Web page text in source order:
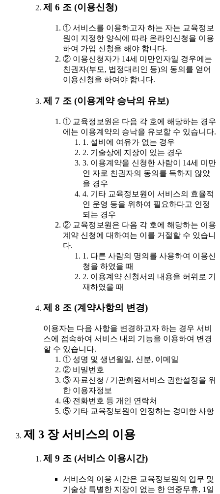
제 6 조 (이용신청)
① 서비스를 이용하고자 하는 자는 교육정보
원이 지정한 양식에 따라 온라인신청을 이용
하여 가입 신청을 해야 합니다.
② 이용신청자가 14세 미만인자일 경우에는
친권자(부모, 법정대리인 등)의 동의를 얻어
이용신청을 하여야 합니다.
제 7 조 (이용계약 승낙의 유보)
① 교육정보원은 다음 각 호에 해당하는 경우
에는 이용계약의 승낙을 유보할 수 있습니다.
1. 설비에 여유가 없는 경우
2. 기술상에 지장이 있는 경우
3. 이용계약을 신청한 사람이 14세 미만
인 자로 친권자의 동의를 득하지 않았
을 경우
4. 기타 교육정보원이 서비스의 효율적
인 운영 등을 위하여 필요하다고 인정
되는 경우
② 교육정보원은 다음 각 호에 해당하는 이용
계약 신청에 대하여는 이를 거절할 수 있습니
다.
1. 다른 사람의 명의를 사용하여 이용신
청을 하였을 때
2. 이용계약 신청서의 내용을 허위로 기
재하였을 때
제 8 조 (계약사항의 변경)
이용자는 다음 사항을 변경하고자 하는 경우 서비
스에 접속하여 서비스 내의 기능을 이용하여 변경
할 수 있습니다.
① 성명 및 생년월일, 신분, 이메일
② 비밀번호
③ 자료신청 / 기관회원서비스 권한설정을 위
한 이용자정보
④ 전화번호 등 개인 연락처
⑤ 기타 교육정보원이 인정하는 경미한 사항
제 3 장 서비스의 이용
제 9 조 (서비스 이용시간)
서비스의 이용 시간은 교육정보원의 업무 및
기술상 특별한 지장이 없는 한 연중무휴, 1일